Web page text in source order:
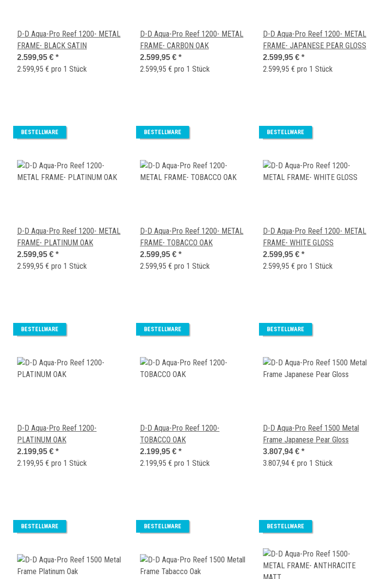
D-D Aqua-Pro Reef 1200- METAL
FRAME- BLACK SATIN
2.599,95 € *
2.599,95 € pro 1 Stück
D-D Aqua-Pro Reef 1200- METAL
FRAME- CARBON OAK
2.599,95 € *
2.599,95 € pro 1 Stück
D-D Aqua-Pro Reef 1200- METAL
FRAME- JAPANESE PEAR GLOSS
2.599,95 € *
2.599,95 € pro 1 Stück
BESTELLWARE
D-D Aqua-Pro Reef 1200- METAL
FRAME- PLATINUM OAK
2.599,95 € *
2.599,95 € pro 1 Stück
BESTELLWARE
D-D Aqua-Pro Reef 1200- METAL
FRAME- TOBACCO OAK
2.599,95 € *
2.599,95 € pro 1 Stück
BESTELLWARE
D-D Aqua-Pro Reef 1200- METAL
FRAME- WHITE GLOSS
2.599,95 € *
2.599,95 € pro 1 Stück
BESTELLWARE
D-D Aqua-Pro Reef 1200-
PLATINUM OAK
2.199,95 € *
2.199,95 € pro 1 Stück
BESTELLWARE
D-D Aqua-Pro Reef 1200-
TOBACCO OAK
2.199,95 € *
2.199,95 € pro 1 Stück
BESTELLWARE
D-D Aqua-Pro Reef 1500 Metal
Frame Japanese Pear Gloss
3.807,94 € *
3.807,94 € pro 1 Stück
BESTELLWARE BESTELLWARE BESTELLWARE